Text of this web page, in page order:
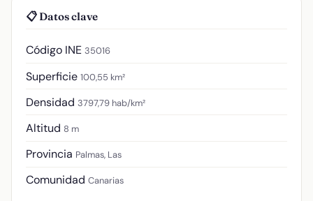
📋 Datos clave
Código INE 35016
Superficie 100,55 km²
Densidad 3797,79 hab/km²
Altitud 8 m
Provincia Palmas, Las
Comunidad Canarias